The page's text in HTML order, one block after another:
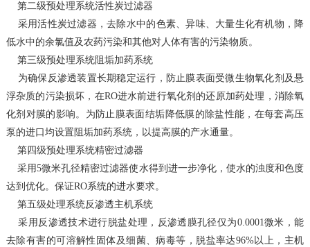
第二级预处理系统活性炭过滤器
采用活性炭过滤器，去除水中的色素、异味、大量生化有机物，降
低水中的余氯值及农药污染和其他对人体有害的污染物质。
第三级预处理系统阻垢加药系统
为确保反渗透装置长期稳定运行，防止膜表面受微生物氧化剂及悬
浮杂质的污染损坏，在RO进水前进行氧化剂的还原加药处理，消除氧
化剂对膜的影响。为防止膜表面结垢降低膜的除盐性能，在每套高压
泵的进口均设置阻垢加药系统，以提高膜的产水通量。
第四级预处理系统精密过滤器
采用5微米孔径精密过滤器使水得到进一步净化，使水的浊度和色度
达到优化。保证RO系统的进水要求。
第五级处理系统反渗透主机系统
采用反渗透技术进行脱盐处理，反渗透膜孔径仅为0.0001微米，能
去除有害的可溶解性固体及细菌、病毒等，脱盐率达96%以上，主机